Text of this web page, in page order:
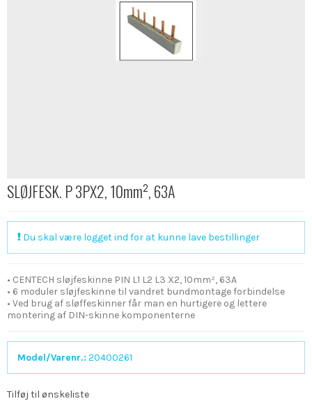
SLØJFESK. P 3PX2, 10mm², 63A
Du skal være logget ind for at kunne lave bestillinger
• CENTECH sløjfeskinne PIN L1 L2 L3 X2, 10mm², 63A
• 6 moduler sløjfeskinne til vandret bundmontage forbindelse
• Ved brug af sløffeskinner får man en hurtigere og lettere
montering af DIN-skinne komponenterne
Model/Varenr.: 20400261
Tilføj til ønskeliste